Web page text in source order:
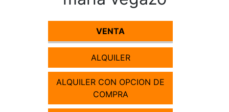
VENTA
ALQUILER
ALQUILER CON OPCION DE
COMPRA